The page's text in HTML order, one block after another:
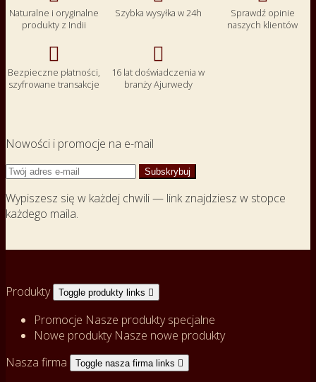
Naturalne i oryginalne
produkty z Indii
Szybka wysyłka w 24h
Sprawdź opinie
naszych klientów

Bezpieczne płatności,
szyfrowane transakcje

16 lat doświadczenia w
branży Ajurwedy
Nowości i promocje na e-mail
Wypiszesz się w każdej chwili — link znajdziesz w stopce
każdego maila.
Produkty Toggle produkty links 
Promocje Nasze produkty specjalne
Nowe produkty Nasze nowe produkty
Nasza firma
Toggle nasza firma links 